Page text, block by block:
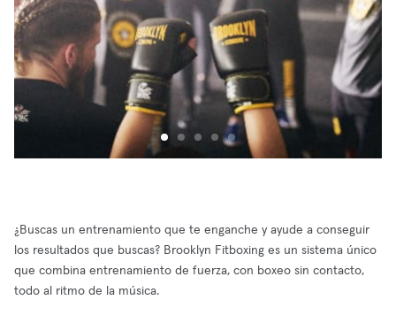
¿Buscas un entrenamiento que te enganche y ayude a conseguir
los resultados que buscas? Brooklyn Fitboxing es un sistema único
que combina entrenamiento de fuerza, con boxeo sin contacto,
todo al ritmo de la música.